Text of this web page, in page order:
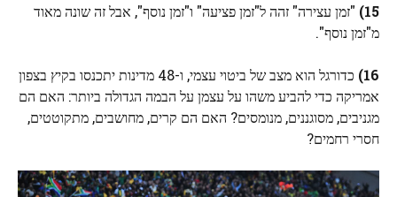
15) "זמן עצירה" זהה ל"זמן פציעה" ו"זמן נוסף", אבל זה שונה מאוד
מ"זמן נוסף".
16)
כדורגל הוא מצב של ביטוי עצמי, ו-48 מדינות יתכנסו בקיץ בצפון
אמריקה כדי להביע משהו על עצמן על הבמה הגדולה ביותר: האם הם
מגניבים, מסוגננים, מנומסים? האם הם קרים, מחושבים, מתקוטטים,
חסרי רחמים?